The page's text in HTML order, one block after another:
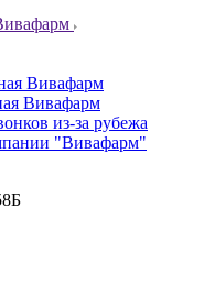
Вивафарм
Вивафарм
из-за рубежа
"Вивафарм"